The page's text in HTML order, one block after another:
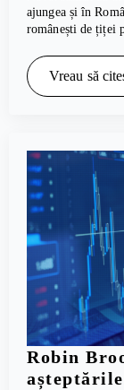
ajungea și în
românești de țiței
Vreau să
Robin
așteptările